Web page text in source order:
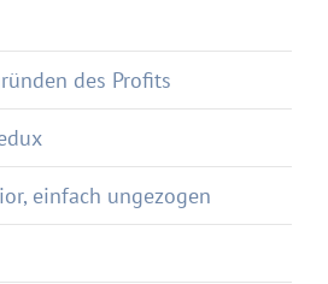
des Profits
einfach ungezogen